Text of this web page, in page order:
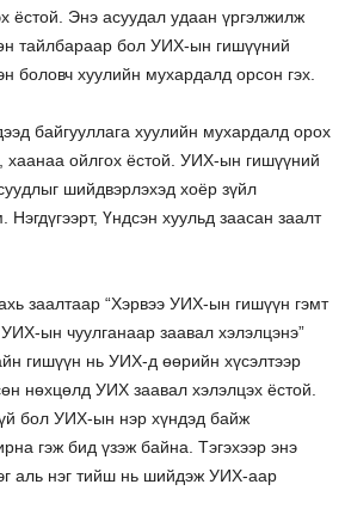
ёстой. Энэ асуудал удаан үргэлжилж
тайлбараар бол УИХ-ын гишүүний
боловч хуулийн мухардалд орсон гэх.
байгууллага хуулийн мухардалд орох
хаанаа ойлгох ёстой. УИХ-ын гишүүний
шийдвэрлэхэд хоёр зүйл
Үндсэн хуульд заасан заалт
заалтаар “Хэрвээ УИХ-ын гишүүн гэмт
ын чуулганаар заавал хэлэлцэнэ”
гишүүн нь УИХ-д өөрийн хүсэлтээр
нөхцөлд УИХ заавал хэлэлцэх ёстой.
бол УИХ-ын нэр хүндэд байж
гэж бид үзэж байна. Тэгэхээр энэ
аль нэг тийш нь шийдэж УИХ-аар